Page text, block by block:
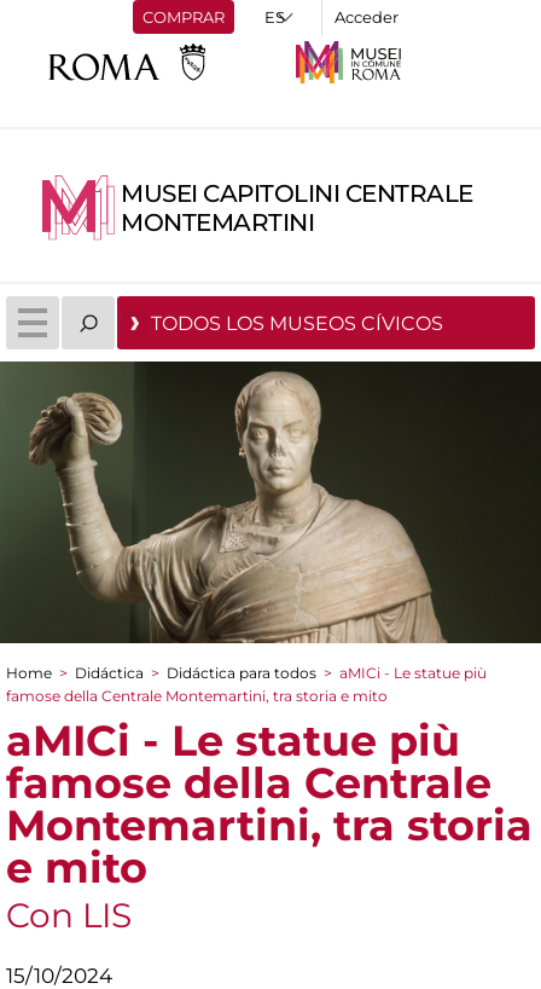
COMPRAR Acceder
MUSEI CAPITOLINI CENTRALE
MONTEMARTINI
TODOS LOS MUSEOS CÍVICOS
You are here
Home > Didáctica > Didáctica para todos > aMICi - Le statue più
famose della Centrale Montemartini, tra storia e mito
aMICi - Le statue più
famose della Centrale
Montemartini, tra storia
e mito
Con LIS
15/10/2024